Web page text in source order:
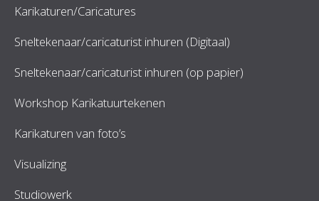
Karikaturen/Caricatures
Sneltekenaar/caricaturist inhuren (Digitaal)
Sneltekenaar/caricaturist inhuren (op papier)
Workshop Karikatuurtekenen
Karikaturen van foto’s
Visualizing
Studiowerk